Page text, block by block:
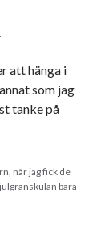
FB)
att hänga i
som jag
tanke på
när jag fick de
bara